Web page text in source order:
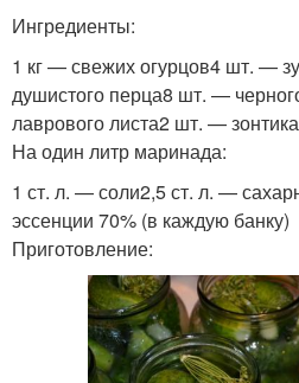
Ингредиенты:
1 кг — свежих огурцов4 шт. —
душистого перца8 шт. —
лаврового листа2 шт. —
На один литр маринада:
1 ст. л. — соли2,5 ст. л. —
эссенции 70% (в каждую банку)
Приготовление: